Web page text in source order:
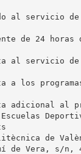
al servicio
de 24
al servicio
a los
adicional al
de
de Vera, s/n,